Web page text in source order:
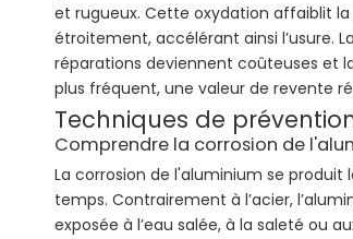
et rugueux. Cette oxydation affaiblit
étroitement, accélérant ainsi l’usure.
réparations deviennent coûteuses et
plus fréquent, une valeur de revente
Techniques de
Comprendre la corrosion de
La corrosion de l'aluminium se
temps. Contrairement à l’acier,
exposée à l’eau salée, à la saleté ou